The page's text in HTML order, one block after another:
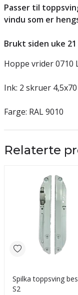
Passer til
vindu som er
Brukt siden uke 21
Hoppe vrider 0710
Ink: 2 skruer 4,5x70
Farge: RAL 9010
Relaterte
Spilka toppsving
S2